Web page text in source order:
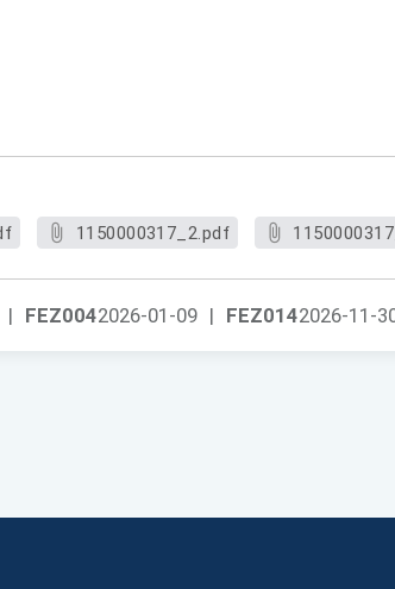
1150000317_2.pdf
FEZ0142026-11-
FEZ0042026-01-09 |
|